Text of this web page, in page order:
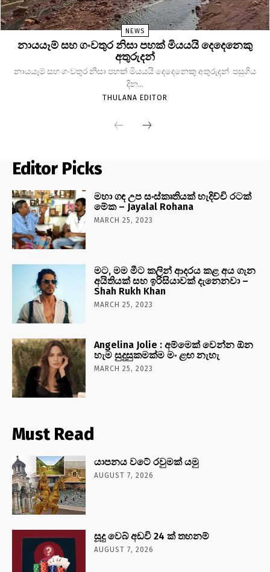
NEWS
නායයෑම් සහ ගංවතුර නිසා පහක් මියයයි දෙදෙනෙකු
අතුරුදන්
නායයෑම් සහ ගංවතුර නිසා පහක් මියයයි දෙදෙනෙකු අතුරුදන් පසුගිය
දින...
THULANA EDITOR
Editor Picks
මහා ගඳ උප සංස්කෘතියක් හැදිච්චි රටක්
මේක – Jayalal Rohana
MARCH 25, 2023
මට, මම මීට කලින් ආදරය කළ අය ගැන
අයිතියක් සහ ඉරිසියාවක් දැනෙනවා –
Shah Rukh Khan
MARCH 25, 2023
Angelina Jolie : අම්මෙක් වෙන්න ඕන
හැම සුදුසුකමක්ම මං ළඟ නැහැ
MARCH 25, 2023
Must Read
යාපනය වටේ රවුමක් යමු
AUGUST 7, 2026
සූදු වෙබ් අඩවි 24 ක් තහනම්
AUGUST 7, 2026